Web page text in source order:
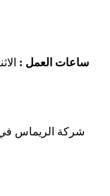
ساعات العمل :
شركة الريماس في